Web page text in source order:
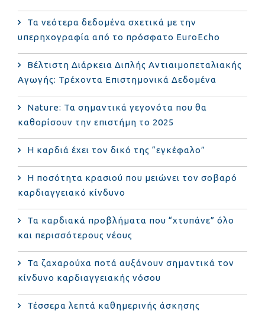
Τα νεότερα δεδομένα σχετικά με την
υπερηχογραφία από το πρόσφατο EuroEcho
Bέλτιστη Διάρκεια Διπλής Αντιαιμοπεταλιακής
Αγωγής: Τρέχοντα Επιστημονικά Δεδομένα
Nature: Τα σημαντικά γεγονότα που θα
καθορίσουν την επιστήμη το 2025
Η καρδιά έχει τον δικό της “εγκέφαλο”
Η ποσότητα κρασιού που μειώνει τον σοβαρό
καρδιαγγειακό κίνδυνο
Τα καρδιακά προβλήματα που “χτυπάνε” όλο
και περισσότερους νέους
Τα ζαχαρούχα ποτά αυξάνουν σημαντικά τον
κίνδυνο καρδιαγγειακής νόσου
Τέσσερα λεπτά καθημερινής άσκησης